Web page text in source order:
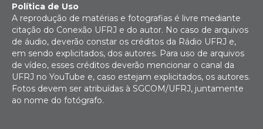
Política de Uso
A reprodução de matérias e fotografias é livre mediante
citação do Conexão UFRJ e do autor. No caso de arquivos
de áudio, deverão constar os créditos da Rádio UFRJ e,
em sendo explicitados, dos autores. Para uso de arquivos
de vídeo, esses créditos deverão mencionar o canal da
UFRJ no YouTube e, caso estejam explicitados, os autores.
Fotos devem ser atribuídas à SGCOM/UFRJ, juntamente
ao nome do fotógrafo.